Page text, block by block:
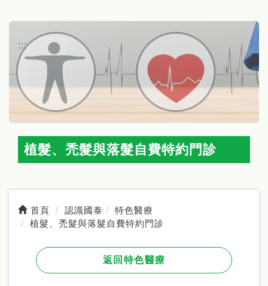
:::
植髮、禿髮與落髮自費特約門診
首頁 認識國泰
特色醫療
植髮、禿髮與落髮自費特約門診
返回特色醫療